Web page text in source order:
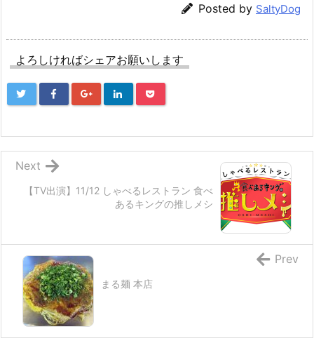
Posted by SaltyDog
よろしければシェアお願いします
【TV出演】11/12 しゃべるレストラン 食べ
あるキングの推しメシ
Next
まる麺 本店
Prev